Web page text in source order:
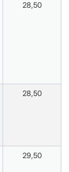
28,50
28,50
29,50